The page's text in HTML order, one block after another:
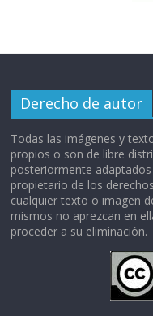
Derecho de autor
Todas las imágenes y
propios o son de libre
posteriormente
propietario de los
cualquier texto o imagen
mismos no aprezcan en
proceder a su eliminación.